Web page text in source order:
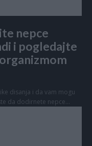
nepce
i pogledajte
disanja i da vam mogu
da dodirnete nepce...